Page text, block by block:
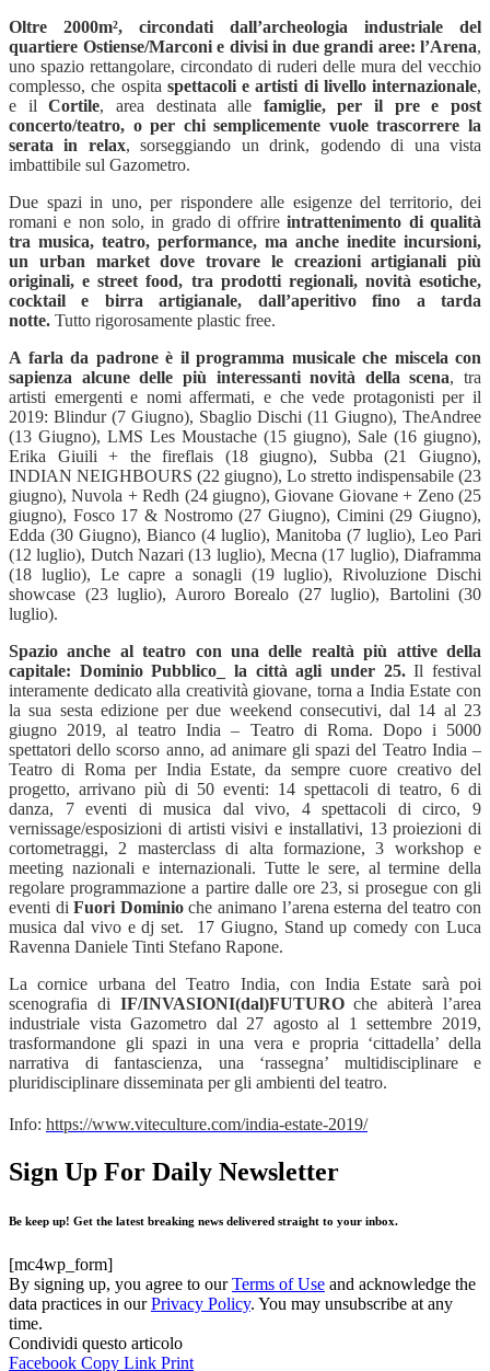
Oltre 2000m², circondati dall’archeologia industriale del
quartiere Ostiense/Marconi e divisi in due grandi aree: l’Arena,
uno spazio rettangolare, circondato di ruderi delle mura del vecchio
complesso, che ospita spettacoli e artisti di livello internazionale,
e ilCortile, area destinata alle famiglie, per il pre e post
concerto/teatro, o per chi semplicemente vuole trascorrere la
serata in relax, sorseggiando un drink, godendo di una vista
imbattibile sul Gazometro.
Due spazi in uno, per rispondere alle esigenze del territorio, dei
romani e non solo, in grado di offrireintrattenimento di qualità
tra musica, teatro, performance, ma anche inedite incursioni,
un urban market dove trovare le creazioni artigianali più
originali, e street food, tra prodotti regionali, novità esotiche,
cocktail e birra artigianale, dall’aperitivo fino a tarda
notte. Tutto rigorosamente plastic free.
A farla da padrone è il programma musicale che miscela con
sapienza alcune delle più interessanti novità della scena, tra
artisti emergenti e nomi affermati, e che vede protagonisti per il
2019: Blindur (7 Giugno), Sbaglio Dischi (11 Giugno), TheAndree
(13 Giugno), LMS Les Moustache (15 giugno), Sale (16 giugno),
Erika Giuili + the fireflais (18 giugno), Subba (21 Giugno),
INDIAN NEIGHBOURS (22 giugno), Lo stretto indispensabile (23
giugno), Nuvola + Redh (24 giugno), Giovane Giovane + Zeno (25
giugno), Fosco 17 & Nostromo (27 Giugno), Cimini (29 Giugno),
Edda (30 Giugno), Bianco (4 luglio), Manitoba (7 luglio), Leo Pari
(12 luglio), Dutch Nazari (13 luglio), Mecna (17 luglio), Diaframma
(18 luglio), Le capre a sonagli (19 luglio), Rivoluzione Dischi
showcase (23 luglio), Auroro Borealo (27 luglio), Bartolini (30
luglio).
Spazio anche al teatro con una delle realtàpiù attive della
capitale: Dominio Pubblico_ la cittàagli under 25.Il festival
interamente dedicato alla creatività giovane, torna a India Estate con
la sua sesta edizione per due weekend consecutivi, dal 14 al 23
giugno 2019, al teatro India – Teatro di Roma. Dopo i 5000
spettatori dello scorso anno, ad animare gli spazi del Teatro India –
Teatro di Roma per India Estate, da sempre cuore creativo del
progetto, arrivano più di 50 eventi: 14 spettacoli di teatro, 6 di
danza, 7 eventi di musica dal vivo, 4 spettacoli di circo, 9
vernissage/esposizioni di artisti visivi e installativi, 13 proiezioni di
cortometraggi, 2 masterclass di alta formazione, 3 workshop e
meeting nazionali e internazionali. Tutte le sere, al termine della
regolare programmazione a partire dalle ore 23, si prosegue con gli
eventi diFuori Dominioche animano l’arena esterna del teatro con
musica dal vivo e dj set. 17 Giugno, Stand up comedy con Luca
Ravenna Daniele Tinti Stefano Rapone.
La cornice urbana del Teatro India, con India Estate sarà poi
scenografia di IF/INVASIONI(dal)FUTUROche abiterà l’area
industriale vista Gazometro dal 27 agosto al 1 settembre 2019,
trasformandone gli spazi in una vera e propria ‘cittadella’ della
narrativa di fantascienza, una ‘rassegna’ multidisciplinare e
pluridisciplinare disseminata per gli ambienti del teatro.
Info: https://www.viteculture.com/india-estate-2019/
Sign Up For Daily Newsletter
Be keep up! Get the latest breaking news delivered straight to your inbox.
[mc4wp_form]
By signing up, you agree to ourTerms of Use and acknowledge the
data practices in ourPrivacy Policy. You may unsubscribe at any
time.
Condividi questo articolo
Facebook Copy Link Print